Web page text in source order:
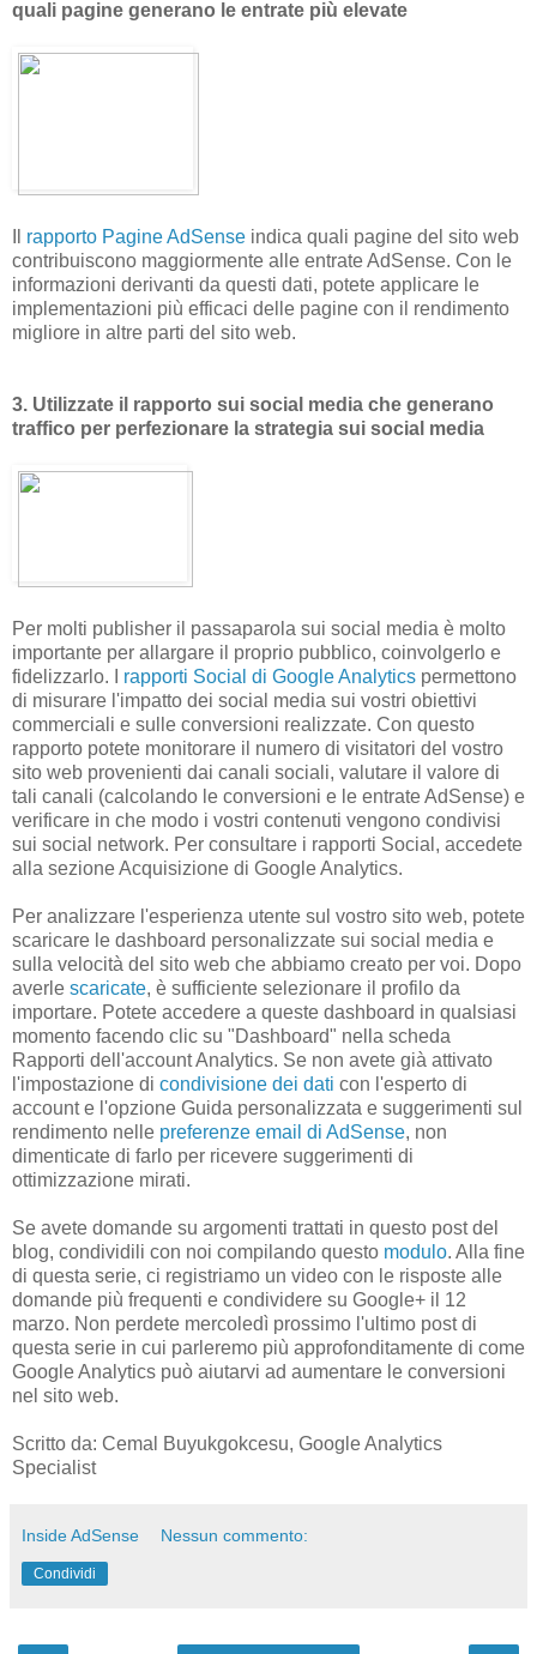
quali pagine generano le entrate più elevate
rapporto Pagine AdSense indica quali pagine del sito web
contribuiscono maggiormente alle entrate AdSense. Con le
informazioni derivanti da questi dati, potete applicare le
implementazioni più efficaci delle pagine con il rendimento
migliore in altre parti del sito web.
3. Utilizzate il rapporto sui social media che generano
traffico per perfezionare la strategia sui social media
Per molti publisher il passaparola sui social media è molto
importante per allargare il proprio pubblico, coinvolgerlo e
fidelizzarlo. I rapporti Social di Google Analytics permettono
di misurare l'impatto dei social media sui vostri obiettivi
commerciali e sulle conversioni realizzate. Con questo
rapporto potete monitorare il numero di visitatori del vostro
sito web provenienti dai canali sociali, valutare il valore di
tali canali (calcolando le conversioni e le entrate AdSense) e
verificare in che modo i vostri contenuti vengono condivisi
sui social network. Per consultare i rapporti Social, accedete
alla sezione Acquisizione di Google Analytics.
Per analizzare l'esperienza utente sul vostro sito web, potete
scaricare le dashboard personalizzate sui social media e
sulla velocità del sito web che abbiamo creato per voi. Dopo
averle scaricate, è sufficiente selezionare il profilo da
importare. Potete accedere a queste dashboard in qualsiasi
momento facendo clic su "Dashboard" nella scheda
Rapporti dell'account Analytics. Se non avete già attivato
l'impostazione di condivisione dei dati con l'esperto di
account e l'opzione Guida personalizzata e suggerimenti sul
rendimento nelle preferenze email di AdSense, non
dimenticate di farlo per ricevere suggerimenti di
ottimizzazione mirati.
Se avete domande su argomenti trattati in questo post del
blog, condividili con noi compilando questo modulo. Alla fine
di questa serie, ci registriamo un video con le risposte alle
domande più frequenti e condividere su Google+ il 12
marzo. Non perdete mercoledì prossimo l'ultimo post di
questa serie in cui parleremo più approfonditamente di come
Google Analytics può aiutarvi ad aumentare le conversioni
nel sito web.
Scritto da: Cemal Buyukgokcesu, Google Analytics
Specialist
Inside AdSense Nessun commento:
Condividi